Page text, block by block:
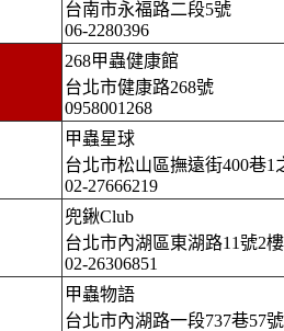
台南市永福路二段5號
06-2280396
268甲蟲健康館
台北市健康路268號
0958001268
甲蟲星球
台北市松山區撫遠街400巷1
02-27666219
兜鍬Club
台北市內湖區東湖路11號2樓
02-26306851
甲蟲物語
台北市內湖路一段737巷57